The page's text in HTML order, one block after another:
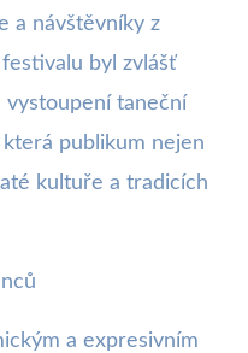
a návštěvníky z
byl zvlášť
vystoupení taneční
publikum nejen
kultuře a tradicích
a expresivním